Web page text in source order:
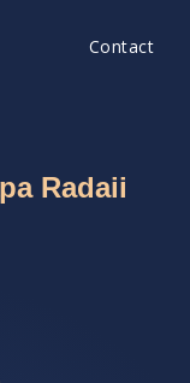
Contact
Radaii